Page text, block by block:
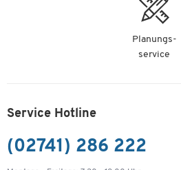
Planungs-
service
Service Hotline
(02741) 286 222